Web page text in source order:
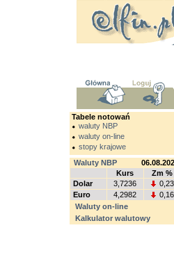
Tabele notowań
waluty NBP
waluty on-line
stopy krajowe
Waluty NBP
Kurs
Zm %
Dolar
3,7236
0,23
Euro
4,2982
0,16
Waluty on-line
Kalkulator walutowy